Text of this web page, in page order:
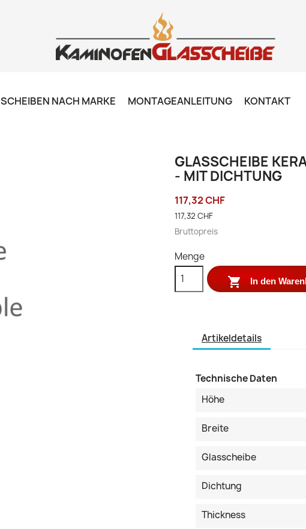
SCHEIBEN NACH MARKE MONTAGEANLEITUNG KONTAKT
GLASSCHEIBE
- MIT DICHTUNG
117,32 CHF
117,32 CHF
Bruttopreis
Menge
 In den
Artikeldetails
Technische Daten
Höhe
Breite
Glasscheibe
Dichtung
Thickness